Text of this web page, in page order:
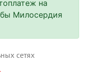
на
Милосердия
сетях